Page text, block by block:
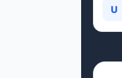
U